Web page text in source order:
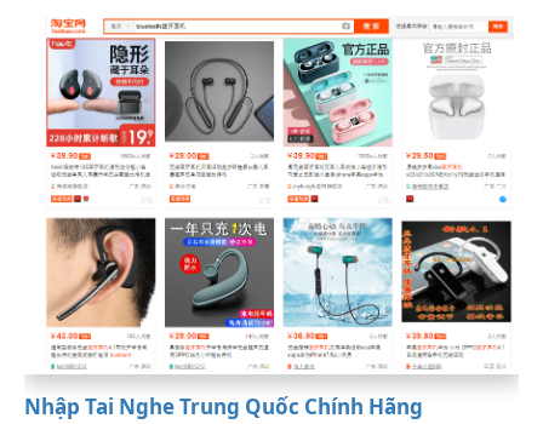
Nhập Tai Nghe Trung Quốc Chính Hãng